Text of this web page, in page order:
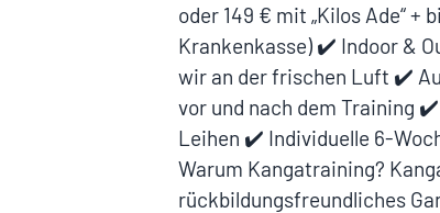
oder 149 € mit „Kilos Ade“ +
Krankenkasse) ✔️ Indoor &
wir an der frischen Luft ✔️
vor und nach dem Training
Leihen ✔️ Individuelle 6-
Warum Kangatraining?
rückbildungsfreundliches